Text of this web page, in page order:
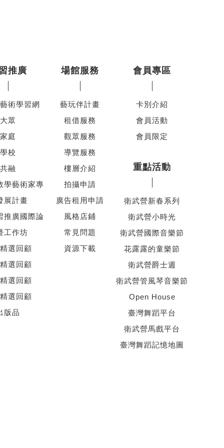
推廣
術學習網
大眾
家庭
學校
共融
學藝術家專
展計畫
推廣國際論
工作坊
選回顧
選回顧
選回顧
選回顧
版品
場館服務
藝玩伴計畫
租借服務
觀眾服務
導覽服務
樓層介紹
拍攝申請
廣告租用申請
風格店鋪
常見問題
資源下載
會員專區
卡別介紹
會員活動
會員限定
重點活動
衛武營新春系列
衛武營小時光
衛武營國際音樂節
花露露的童樂節
衛武營爵士週
衛武營管風琴音樂節
Open House
臺灣舞蹈平台
衛武營馬戲平台
臺灣舞蹈記憶地圖